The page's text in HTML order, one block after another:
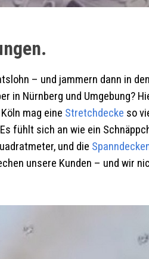
– und jammern dann in
in Nürnberg und Umgebung?
mag eine Stretchdecke so
fühlt sich an wie ein
und die
unsere Kunden – und wir